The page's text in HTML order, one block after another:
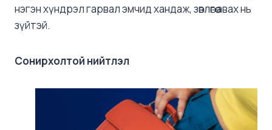
нэгэн хүндрэл гарвал эмчид хандаж, зөвлөгөө авах нь
зүйтэй.
Сонирхолтой нийтлэл